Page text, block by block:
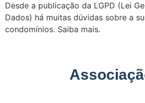
Desde a publicação da LGPD (Lei
Dados) há muitas dúvidas sobre a
condomínios. Saiba mais.